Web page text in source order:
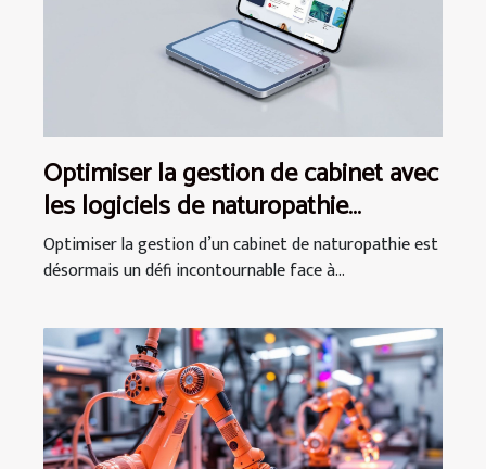
Optimiser la gestion de cabinet avec
les logiciels de naturopathie
modernes
Optimiser la gestion d’un cabinet de naturopathie est
désormais un défi incontournable face à...